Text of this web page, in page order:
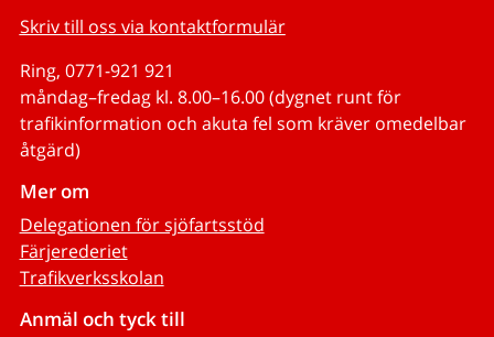
Skriv till oss via kontaktformulär
Ring, 0771-921 921
måndag–fredag kl. 8.00–16.00 (dygnet runt för
trafikinformation och akuta fel som kräver omedelbar
åtgärd)
Mer om
Delegationen för sjöfartsstöd
Färjerederiet
Trafikverksskolan
Anmäl och tyck till